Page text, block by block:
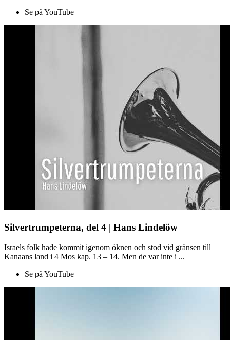
Se på YouTube
Silvertrumpeterna, del 4 | Hans Lindelöw
Israels folk hade kommit igenom öknen och stod vid gränsen till
Kanaans land i 4 Mos kap. 13 – 14. Men de var inte i ...
Se på YouTube